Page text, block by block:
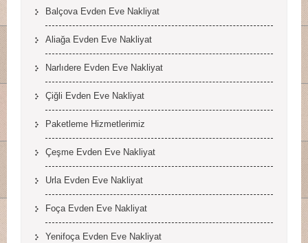
Balçova Evden Eve Nakliyat
Aliağa Evden Eve Nakliyat
Narlıdere Evden Eve Nakliyat
Çiğli Evden Eve Nakliyat
Paketleme Hizmetlerimiz
Çeşme Evden Eve Nakliyat
Urla Evden Eve Nakliyat
Foça Evden Eve Nakliyat
Yenifoça Evden Eve Nakliyat